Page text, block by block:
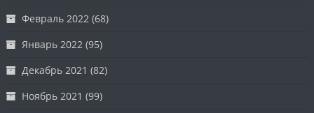
Февраль 2022 (68)
Январь 2022 (95)
Декабрь 2021 (82)
Ноябрь 2021 (99)